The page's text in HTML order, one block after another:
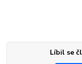
Líbil se